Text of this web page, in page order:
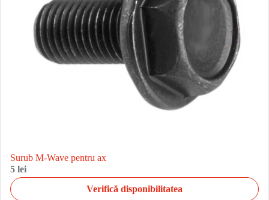
Surub M-Wave pentru ax
5 lei
Verifică disponibilitatea